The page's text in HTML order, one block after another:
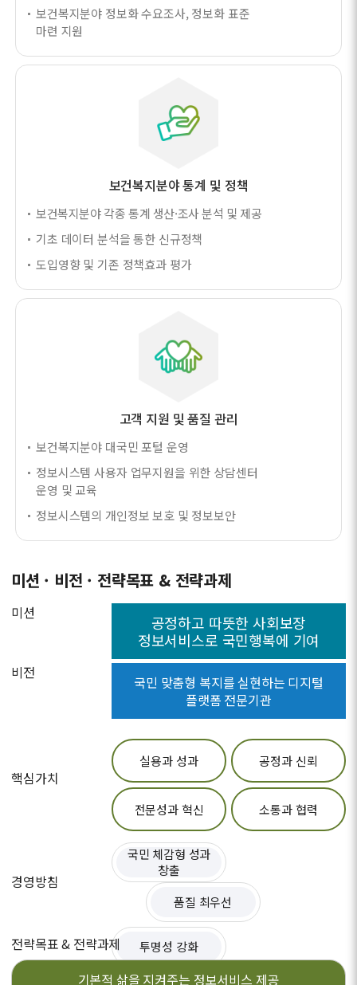
보건복지분야 정보화 수요조사, 정보화 표준
마련 지원
보건복지분야 통계 및 정책
보건복지분야 각종 통계 생산·조사 분석 및 제공
기초 데이터 분석을 통한 신규정책
도입영향 및 기존 정책효과 평가
고객 지원 및 품질 관리
보건복지분야 대국민 포털 운영
정보시스템 사용자 업무지원을 위한 상담센터
운영 및 교육
정보시스템의 개인정보 보호 및 정보보안
미션 · 비전 · 전략목표 & 전략과제
미션
공정하고 따뜻한 사회보장
정보서비스로 국민행복에 기여
비전
국민 맞춤형 복지를 실현하는 디지털
플랫폼 전문기관
핵심가치
실용과 성과 공정과 신뢰
전문성과 혁신 소통과 협력
경영방침
국민 체감형 성과
창출
품질 최우선
투명성 강화
전략목표 & 전략과제
기본적 삶을 지켜주는 정보서비스 제공